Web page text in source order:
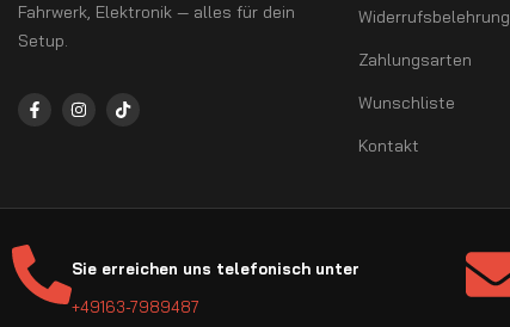
Fahrwerk, Elektronik — alles für dein
Setup.
Widerrufsbelehrung
Zahlungsarten
Wunschliste
Kontakt
Sie erreichen uns telefonisch unter
+49163-7989487